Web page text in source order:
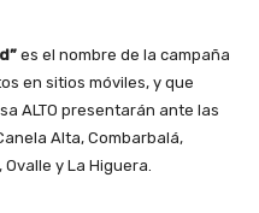
es el nombre de la campaña
en sitios móviles, y que
ALTO presentarán ante las
Alta, Combarbalá,
y La Higuera.